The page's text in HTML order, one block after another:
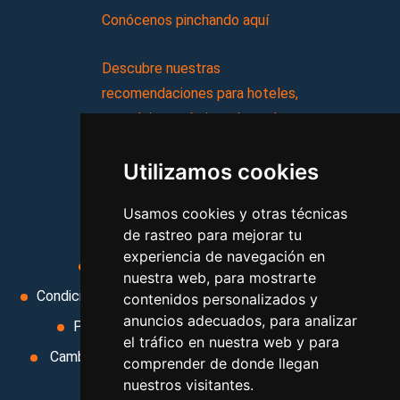
Utilizamos cookies
Usamos cookies y otras técnicas
de rastreo para mejorar tu
experiencia de navegación en
nuestra web, para mostrarte
contenidos personalizados y
anuncios adecuados, para analizar
el tráfico en nuestra web y para
comprender de donde llegan
nuestros visitantes.
Conócenos pinchando aquí
Descubre nuestras
recomendaciones para hoteles,
complejos turísticos, hostales,
viajes, y mucho más!
MI AGENCIA
Aviso legal
Condiciones de uso
Condiciones Generales
Ley de Viajes Combinados
Política de privacidad
Uso de cookies
Cambiar preferencias de cookies
Area privada
Contacto